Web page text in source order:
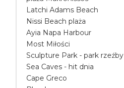
Latchi Adams Beach
Nissi Beach plaża
Ayia Napa Harbour
Most Miłości
Sculpture Park - park rzeźby
Sea Caves - hit dnia
Cape Greco